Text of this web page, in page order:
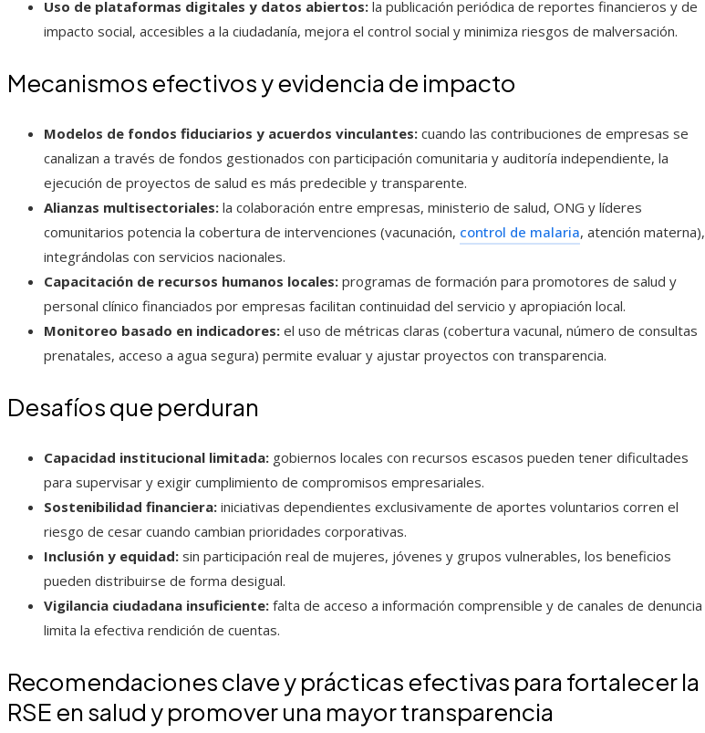
Uso de plataformas digitales y datos abiertos: la publicación periódica de reportes financieros y de
impacto social, accesibles a la ciudadanía, mejora el control social y minimiza riesgos de malversación.
Mecanismos efectivos y evidencia de impacto
Modelos de fondos fiduciarios y acuerdos vinculantes: cuando las contribuciones de empresas se
canalizan a través de fondos gestionados con participación comunitaria y auditoría independiente, la
ejecución de proyectos de salud es más predecible y transparente.
Alianzas multisectoriales: la colaboración entre empresas, ministerio de salud, ONG y líderes
comunitarios potencia la cobertura de intervenciones (vacunación, control de malaria, atención materna),
integrándolas con servicios nacionales.
Capacitación de recursos humanos locales: programas de formación para promotores de salud y
personal clínico financiados por empresas facilitan continuidad del servicio y apropiación local.
Monitoreo basado en indicadores: el uso de métricas claras (cobertura vacunal, número de consultas
prenatales, acceso a agua segura) permite evaluar y ajustar proyectos con transparencia.
Desafíos que perduran
Capacidad institucional limitada: gobiernos locales con recursos escasos pueden tener dificultades
para supervisar y exigir cumplimiento de compromisos empresariales.
Sostenibilidad financiera: iniciativas dependientes exclusivamente de aportes voluntarios corren el
riesgo de cesar cuando cambian prioridades corporativas.
Inclusión y equidad: sin participación real de mujeres, jóvenes y grupos vulnerables, los beneficios
pueden distribuirse de forma desigual.
Vigilancia ciudadana insuficiente: falta de acceso a información comprensible y de canales de denuncia
limita la efectiva rendición de cuentas.
Recomendaciones clave y prácticas efectivas para fortalecer la
RSE en salud y promover una mayor transparencia